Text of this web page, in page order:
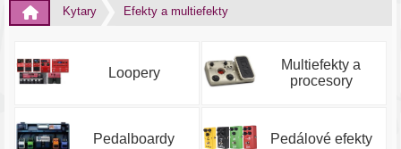
Kytary Efekty a multiefekty
Loopery
Multiefekty a
procesory
Pedalboardy Pedálové efekty